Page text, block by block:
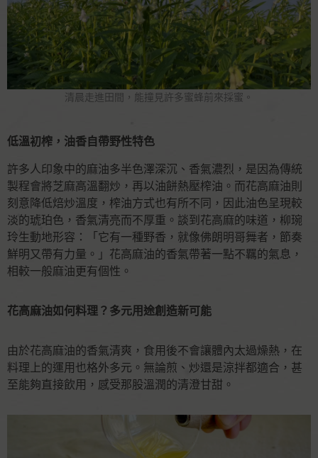
清晨走進田間，能撞見許多蜜蜂前來採蜜。
低溫初榨，油香自帶野性特色
許多人印象中的麻油多半色澤深沉、香氣濃烈，是因為傳統
製程會將芝麻高溫翻炒，再以油餅熱壓榨油。而花高麻油則
刻意降低焙炒溫度，榨油方式也有所不同，因此油色呈現較
淡的琥珀色，香氣清亮而不厚重。談到花高麻的味道，柳琬
玲生動地形容：「它有一種野香，就像佛朗明哥舞者，節奏
鮮明又帶有力量。」花高麻油的香氣帶著一點不羈的氣息，
相較一般麻油更有個性。
花高麻油如何料理？多元用途創造新可能
由於花高麻油的香氣清爽，食用後不會讓體內太過燥熱，在
料理上的運用也格外多元。無論煎、炒還是涼拌都適合，甚
至能夠直接飲用，感受那股溫潤的清澄甘甜。